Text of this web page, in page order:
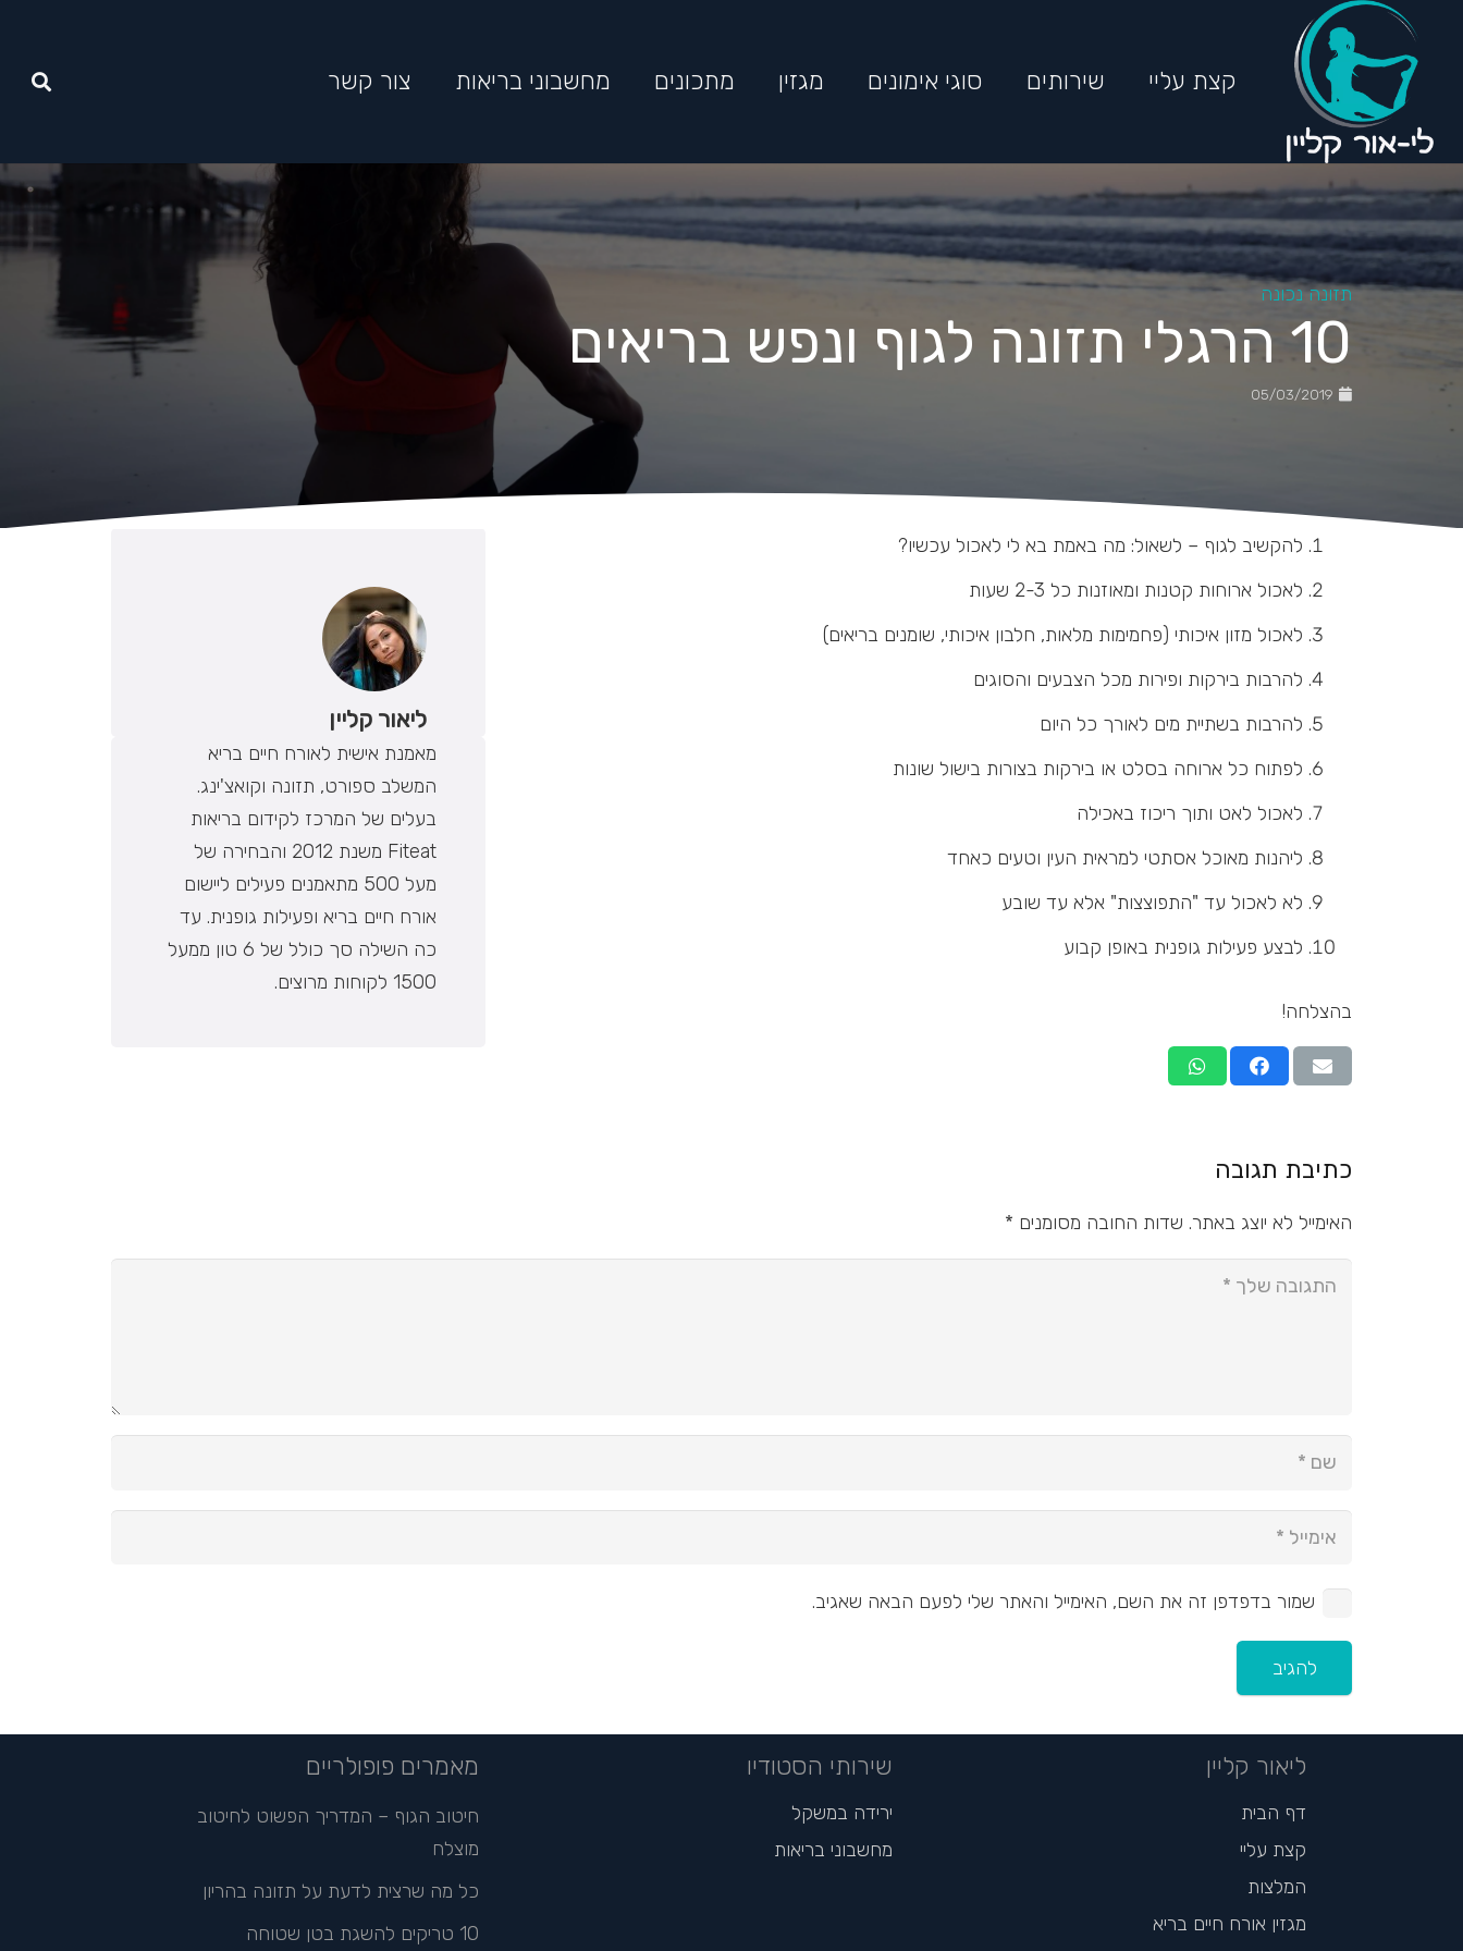
קצת עליי שירותים סוגי אימונים מגזין מתכונים מחשבוני בריאות צור קשר
תזונה נכונה
10 הרגלי תזונה לגוף ונפש בריאים
05/03/2019
להקשיב לגוף – לשאול: מה באמת בא לי לאכול עכשיו?
לאכול ארוחות קטנות ומאוזנות כל 2-3 שעות
לאכול מזון איכותי (פחמימות מלאות, חלבון איכותי, שומנים בריאים)
להרבות בירקות ופירות מכל הצבעים והסוגים
להרבות בשתיית מים לאורך כל היום
לפתוח כל ארוחה בסלט או בירקות בצורות בישול שונות
לאכול לאט ותוך ריכוז באכילה
ליהנות מאוכל אסתטי למראית העין וטעים כאחד
לא לאכול עד "התפוצצות" אלא עד שובע
לבצע פעילות גופנית באופן קבוע
בהצלחה!
ליאור קליין
מאמנת אישית לאורח חיים בריא
המשלב ספורט, תזונה וקואצ'ינג.
בעלים של המרכז לקידום בריאות
Fiteat משנת 2012 והבחירה של
מעל 500 מתאמנים פעילים ליישום
אורח חיים בריא ופעילות גופנית. עד
כה השילה סך כולל של 6 טון ממעל
1500 לקוחות מרוצים.
כתיבת תגובה
האימייל לא יוצג באתר. שדות החובה מסומנים *
שמור בדפדפן זה את השם, האימייל והאתר שלי לפעם הבאה שאגיב.
להגיב
ליאור קליין
דף הבית
קצת עליי
המלצות
מגזין אורח חיים בריא
שירותי הסטודיו
ירידה במשקל
מחשבוני בריאות
מאמרים פופולריים
חיטוב הגוף – המדריך הפשוט לחיטוב
מוצלח
כל מה שרצית לדעת על תזונה בהריון
10 טריקים להשגת בטן שטוחה